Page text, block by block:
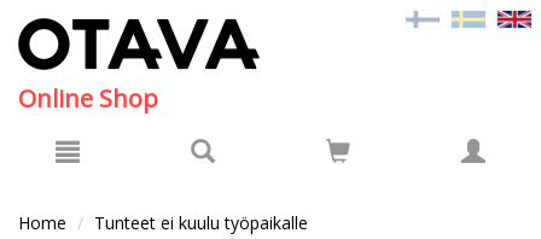
Online Shop
Home Tunteet ei kuulu työpaikalle